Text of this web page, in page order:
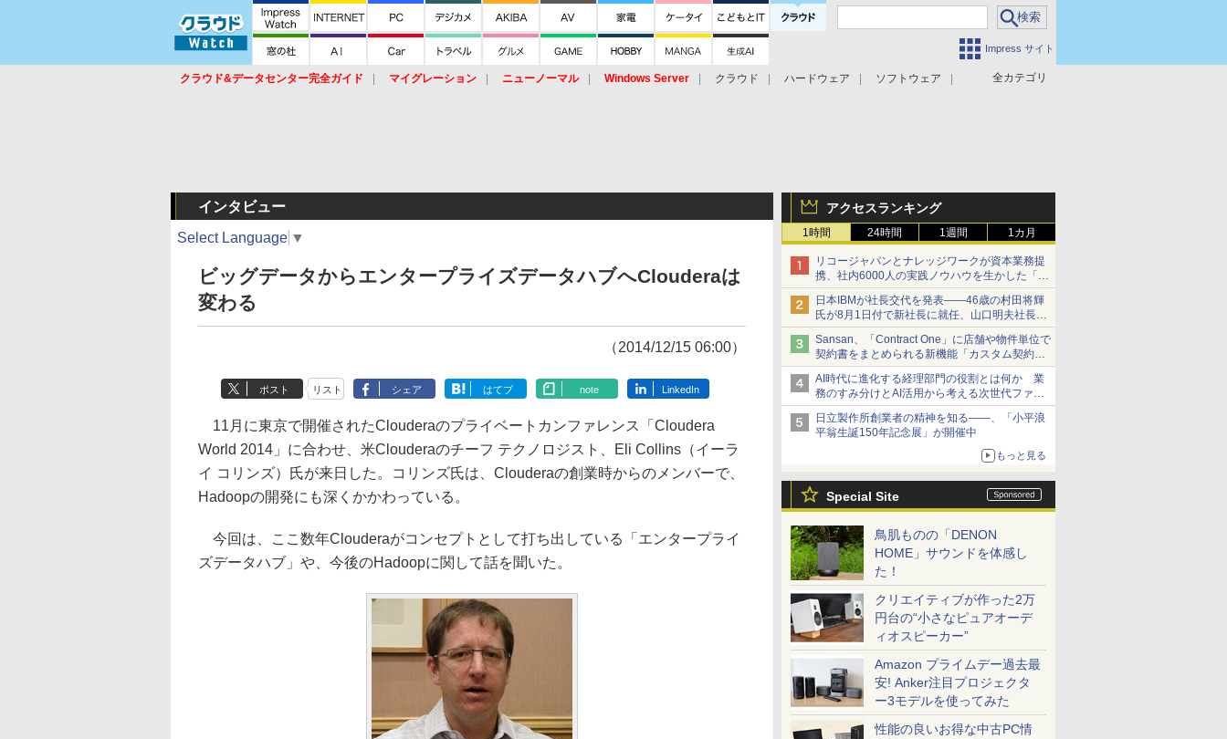
Impress サイト
全カテゴリ
クラウド&データセンター完全ガイド マイグレーション ニューノーマル Windows Server クラウド ハードウェア
ソフトウェア
アクセスランキング
1時間 24時間 1週間 1カ月
リコージャパンとナレッジワークが資本業務提
携、社内6000人の実践ノウハウを生かした「AI
商談記録 for RICOH」を展開へ
日本IBMが社長交代を発表――46歳の村田将輝
氏が8月1日付で新社長に就任、山口明夫社長は
会長へ
Sansan、「Contract One」に店舗や物件単位で
契約書をまとめられる新機能「カスタム契約ツ
リー」を追加
AI時代に進化する経理部門の役割とは何か 業
務のすみ分けとAI活用から考える次世代ファイ
ナンス戦略
日立製作所創業者の精神を知る――、「小平浪
平翁生誕150年記念展」が開催中
もっと見る
Special Site
鳥肌ものの「DENON
HOME」サウンドを体感し
た！
クリエイティブが作った2万
円台の“小さなピュアオーデ
ィオスピーカー”
Amazon プライムデー過去最
安! Anker注目プロジェクタ
ー3モデルを使ってみた
性能の良いお得な中古PC情
インタビュー
Select Language ▼
ビッグデータからエンタープライズデータハブへClouderaは
変わる
（2014/12/15 06:00）
ポスト リスト シェア はてブ note LinkedIn
11月に東京で開催されたClouderaのプライベートカンファレンス「Cloudera
World 2014」に合わせ、米Clouderaのチーフ テクノロジスト、Eli Collins（イーラ
イ コリンズ）氏が来日した。コリンズ氏は、Clouderaの創業時からのメンバーで、
Hadoopの開発にも深くかかわっている。
今回は、ここ数年Clouderaがコンセプトとして打ち出している「エンタープライ
ズデータハブ」や、今後のHadoopに関して話を聞いた。